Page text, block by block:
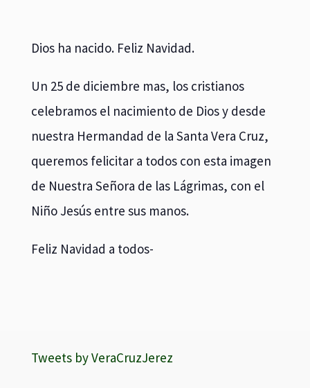
Dios ha nacido. Feliz Navidad.
Un 25 de diciembre mas, los cristianos
celebramos el nacimiento de Dios y desde
nuestra Hermandad de la Santa Vera Cruz,
queremos felicitar a todos con esta imagen
de Nuestra Señora de las Lágrimas, con el
Niño Jesús entre sus manos.
Feliz Navidad a todos-
Tweets by VeraCruzJerez